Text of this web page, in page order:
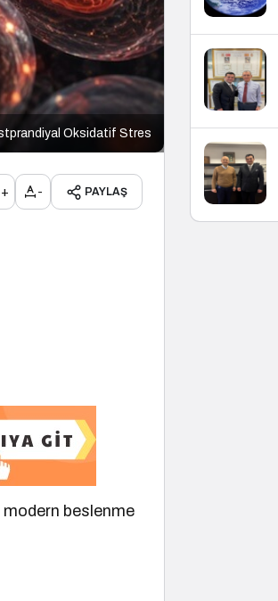
Oksidatif Stres
+ - PAYLAŞ
modern beslenme